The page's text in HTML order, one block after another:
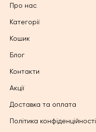
Про нас
Категорії
Кошик
Блог
Контакти
Акції
Доставка та оплата
Політика конфіденційності